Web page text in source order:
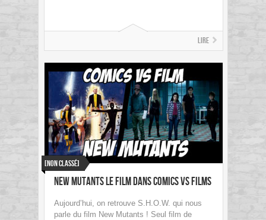
Lire
[Non classé]
New Mutants Le film dans Comics VS Films
Aujourd’hui, on retrouve S.H.O.W. qui nous
parle du film New Mutants ! Seul film de